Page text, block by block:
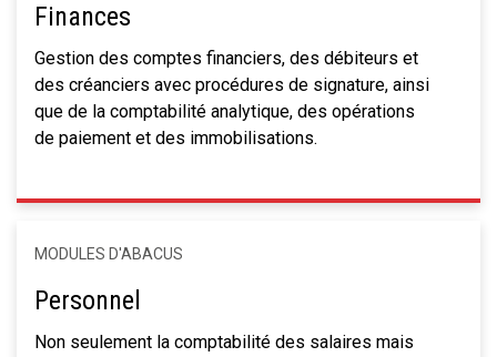
Finances
Gestion des comptes financiers, des débiteurs et
des créanciers avec procédures de signature, ainsi
que de la comptabilité analytique, des opérations
de paiement et des immobilisations.
MODULES D'ABACUS
Personnel
Non seulement la comptabilité des salaires mais